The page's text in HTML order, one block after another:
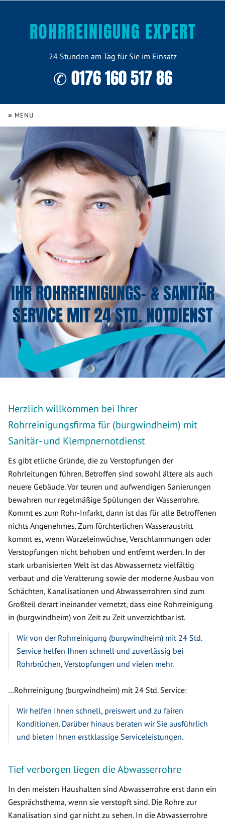
ROHRREINIGUNG EXPERT
24 Stunden am Tag für Sie im Einsatz
✆ 0176 160 517 86
≡ MENU
IHR ROHRREINIGUNGS- & SANITÄR
SERVICE MIT 24 STD. NOTDIENST
Herzlich willkommen bei Ihrer
Rohrreinigungsfirma für (burgwindheim) mit
Sanitär- und Klempnernotdienst
Es gibt etliche Gründe, die zu Verstopfungen der
Rohrleitungen führen. Betroffen sind sowohl ältere als auch
neuere Gebäude. Vor teuren und aufwendigen Sanierungen
bewahren nur regelmäßige Spülungen der Wasserrohre.
Kommt es zum Rohr-Infarkt, dann ist das für alle Betroffenen
nichts Angenehmes. Zum fürchterlichen Wasseraustritt
kommt es, wenn Wurzeleinwüchse, Verschlammungen oder
Verstopfungen nicht behoben und entfernt werden. In der
stark urbanisierten Welt ist das Abwassernetz vielfältig
verbaut und die Veralterung sowie der moderne Ausbau von
Schächten, Kanalisationen und Abwasserrohren sind zum
Großteil derart ineinander vernetzt, dass eine Rohrreinigung
in (burgwindheim) von Zeit zu Zeit unverzichtbar ist.
Wir von der Rohrreinigung (burgwindheim) mit 24 Std.
Service helfen Ihnen schnell und zuverlässig bei
Rohrbrüchen, Verstopfungen und vielen mehr.
…Rohrreinigung (burgwindheim) mit 24 Std. Service:
Wir helfen Ihnen schnell, preiswert und zu fairen
Konditionen. Darüber hinaus beraten wir Sie ausführlich
und bieten Ihnen erstklassige Serviceleistungen.
Tief verborgen liegen die Abwasserrohre
In den meisten Haushalten sind Abwasserrohre erst dann ein
Gesprächsthema, wenn sie verstopft sind. Die Rohre zur
Kanalisation sind gar nicht zu sehen. In die Abwasserrohre